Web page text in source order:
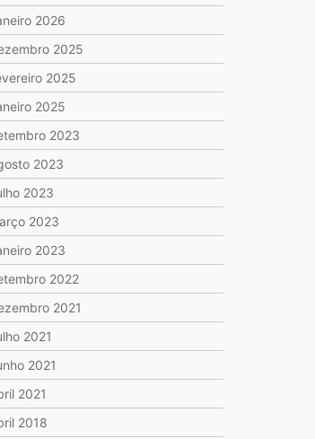
2026
2025
2025
2025
2023
2023
2023
2023
2023
2022
2021
2021
2021
2021
2018